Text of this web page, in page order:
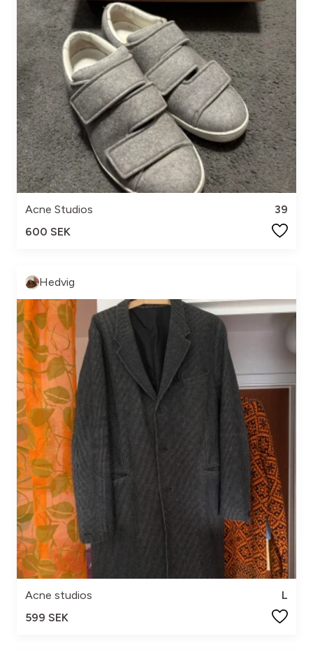
Acne Studios
39
600 SEK
Hedvig
Acne studios
L
599 SEK